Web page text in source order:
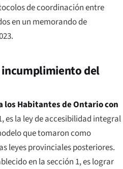
de coordinación entre
en un memorando de
incumplimiento del
los Habitantes de Ontario con
es la ley de accesibilidad integral
que tomaron como
leyes provinciales posteriores.
en la sección 1, es lograr